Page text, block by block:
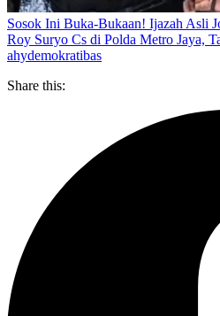
Sosok Ini Buka-Bukaan! Ijazah Asli
Roy Suryo Cs di Polda Metro Jaya,
ahydemokratibas
Share this: